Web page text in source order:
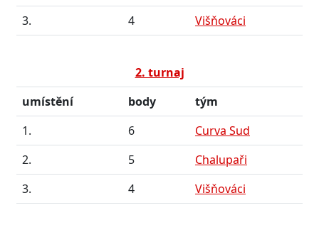
3.
4 Višňováci
2. turnaj
umístění
body
tým
1.
6
Curva Sud
2.
5
Chalupaři
3.
4 Višňováci